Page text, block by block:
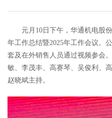
元月10日下午，华通机电股份
年工作总结暨2025年工作会议。
套及在外销售人员通过视频参会
敏、李茂丰、高赛琴、吴俊利、
赵晓斌主持。